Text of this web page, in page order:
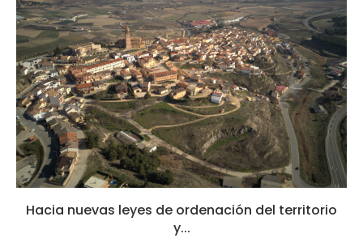
Hacia nuevas leyes de ordenación del territorio
y...